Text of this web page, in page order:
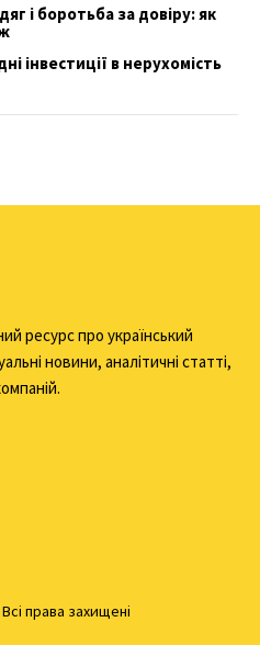
і боротьба за довіру: як
інвестиції в нерухомість
ресурс про український
новини, аналітичні статті,
права захищені